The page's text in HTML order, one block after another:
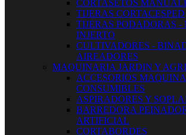
CORTASETOS
TIJERAS CORTACESPED
TIJERAS PODADORAS -
INJERTO
CULTIVADORES -
AIREADORES
MAQUINARIA JARDIN Y
ACCESORIOS
CONSUMIBLES
ASPIRADORES Y
BARREDORA
ARTIFICIAL
CORTABORDES